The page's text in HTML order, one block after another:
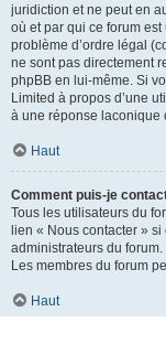
juridiction et ne peut en
où et par qui ce forum
problème d’ordre légal
ne sont pas directement
phpBB en lui-même. Si
Limited à propos d’une
à une réponse laconique
Haut
Comment puis-je
Tous les utilisateurs du
lien « Nous contacter »
administrateurs du forum.
Les membres du forum
Haut